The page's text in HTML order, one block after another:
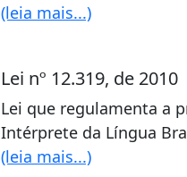
(leia mais...)
Lei nº 12.319, de 2010
Lei que regulamenta a
Intérprete da Língua
(leia mais...)